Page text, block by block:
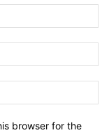
browser for the